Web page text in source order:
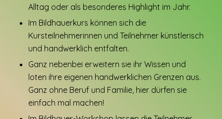
Alltag oder als besonderes Highlight im Jahr.
Im Bildhauerkurs können sich die
Kursteilnehmerinnen und Teilnehmer künstlerisch
und handwerklich entfalten.
Ganz nebenbei erweitern sie ihr Wissen und
loten ihre eigenen handwerklichen Grenzen aus.
Ganz ohne Beruf und Familie, hier dürfen sie
einfach mal machen!